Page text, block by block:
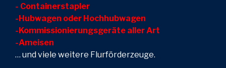
- Containerstapler
-Hubwagen oder Hochhubwagen
-Kommissionierungsgeräte aller Art
-Ameisen
… und viele weitere Flurförderzeuge.